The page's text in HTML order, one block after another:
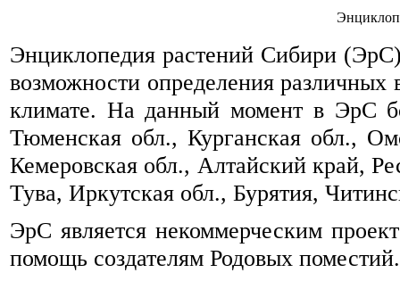
Энциклопедия растений Сибири (ЭрС)
возможности определения
климате. На данный момент в ЭрС
Тюменская обл., Курганская обл.,
Кемеровская обл., Алтайский край,
Тува, Иркутская обл., Бурятия,
ЭрС является некоммерческим
помощь создателям Родовых поместий.